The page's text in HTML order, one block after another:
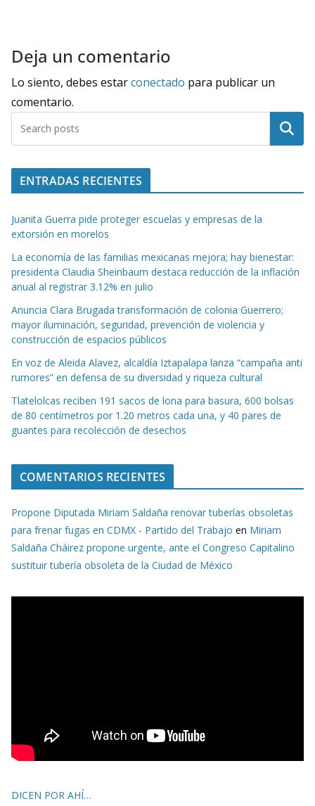
Deja un comentario
Lo siento, debes estarconectado para publicar un
comentario.
Buscar
ENTRADAS RECIENTES
Juanita Guerra pide proteger escuelas y empresas de la
extorsión en morelos
La economía de las familias mexicanas mejora; hay bienestar:
presidenta Claudia Sheinbaum destaca reducción de la inflación
anual al registrar 3.12% en julio
Anuncia Clara Brugada transformación de colonia Guerrero;
mayor iluminación, seguridad, prevención de violencia y
construcción de espacios públicos
En voz de Aleida Alavez, alcaldía Iztapalapa lanza “campaña anti
rumores” en defensa de su diversidad y riqueza cultural
Tlatelolcas reciben 191 sacos de lona para basura, 600 bolsas
de 80 centímetros por 1.20 metros cada una, y 40 pares de
guantes para recolección de desechos
COMENTARIOS RECIENTES
Propone Diputada Miriam Saldaña renovar tuberías obsoletas
para frenar fugas en CDMX - Partido del Trabajo en Miriam
Saldaña Cháirez propone urgente, ante el Congreso Capitalino
sustituir tubería obsoleta de la Ciudad de México
DICEN POR AHÍ…